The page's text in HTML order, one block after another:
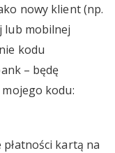
nowy klient (np.
lub mobilnej
kodu
– będę
kodu:
kartą na